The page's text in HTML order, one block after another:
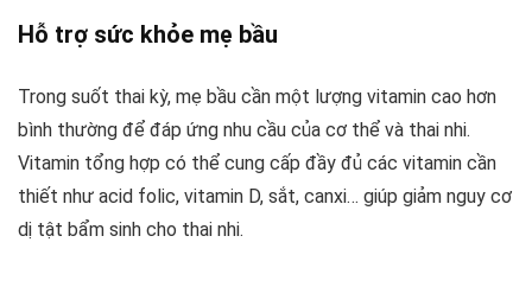
Hỗ trợ sức khỏe mẹ bầu
Trong suốt thai kỳ, mẹ bầu cần một lượng vitamin cao hơn
bình thường để đáp ứng nhu cầu của cơ thể và thai nhi.
Vitamin tổng hợp có thể cung cấp đầy đủ các vitamin cần
thiết như acid folic, vitamin D, sắt, canxi… giúp giảm nguy cơ
dị tật bẩm sinh cho thai nhi.